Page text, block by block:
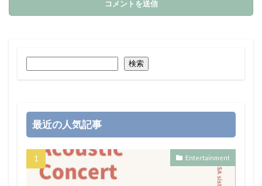
検索
最近の人気記事
Entertainment